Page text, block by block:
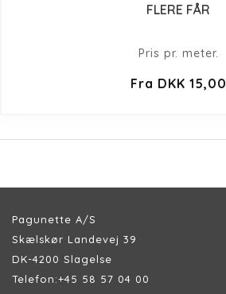
FLERE FÅR
Pris pr. meter.
Fra DKK 15,00
Pagunette A/S
Skælskør Landevej 39
DK-4200 Slagelse
Telefon:+45 58 57 04 00